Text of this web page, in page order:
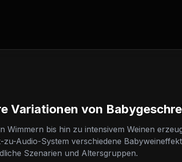
Variationen von
Wimmern bis hin zu intensivem Weinen
zu-Audio-System verschiedene
Szenarien und Altersgruppen.